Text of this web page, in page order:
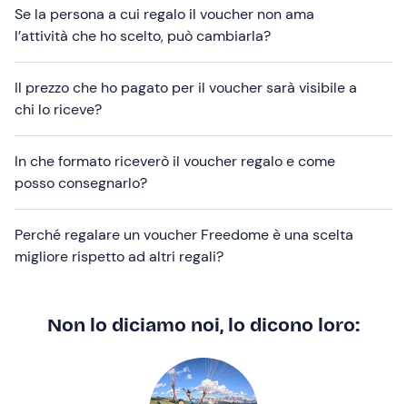
Se la persona a cui regalo il voucher non ama
l’attività che ho scelto, può cambiarla?
Il prezzo che ho pagato per il voucher sarà visibile a
chi lo riceve?
In che formato riceverò il voucher regalo e come
posso consegnarlo?
Perché regalare un voucher Freedome è una scelta
migliore rispetto ad altri regali?
Non lo diciamo noi, lo dicono loro: